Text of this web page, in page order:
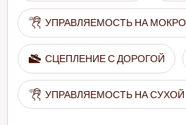
УПРАВЛЯЕМОСТЬ НА
СЦЕПЛЕНИЕ С ДОРОГОЙ
УПРАВЛЯЕМОСТЬ НА